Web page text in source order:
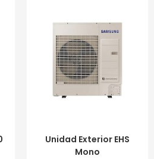
LEER MÁS
Unidad Exterior EHS
Mono